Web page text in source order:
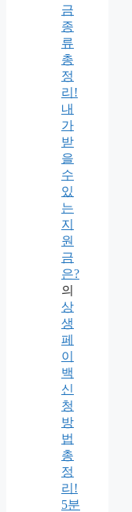
금
종
류
총
정
리!
내
가
받
을
수
있
는
지
원
금
은?
의
상
생
페
이
백
신
청
방
법
총
정
리!
5분